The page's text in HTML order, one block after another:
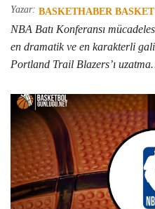
Yazar: BASKETHABER BASKET
NBA Batı Konferansı
en dramatik ve en karakterli
Portland Trail Blazers’ı